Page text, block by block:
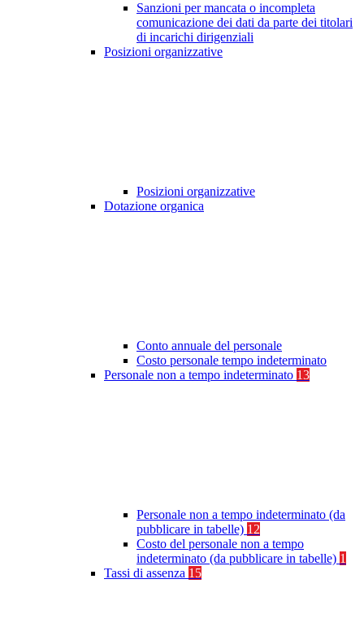
Sanzioni per mancata o incompleta
comunicazione dei dati da parte dei titolari
di incarichi dirigenziali
Posizioni organizzative
Posizioni organizzative
Dotazione organica
Conto annuale del personale
Costo personale tempo indeterminato
Personale non a tempo indeterminato 13
Personale non a tempo indeterminato (da
pubblicare in tabelle) 12
Costo del personale non a tempo
indeterminato (da pubblicare in tabelle) 1
Tassi di assenza 15